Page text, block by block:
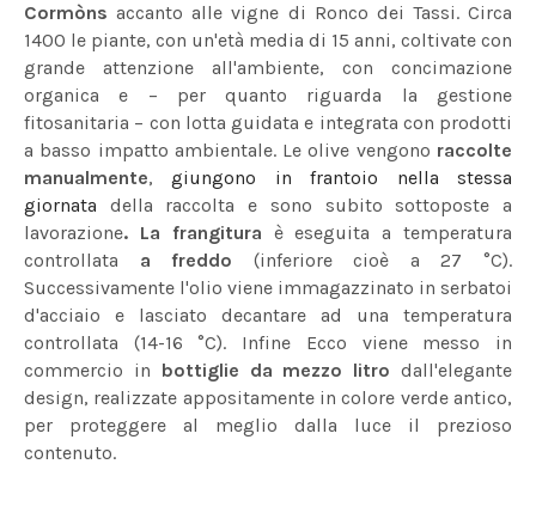
Cormòns accanto alle vigne di Ronco dei Tassi. Circa
1400 le piante, con un'età media di 15 anni, coltivate con
grande attenzione all'ambiente, con concimazione
organica e – per quanto riguarda la gestione
fitosanitaria – con lotta guidata e integrata con prodotti
a basso impatto ambientale. Le olive vengono raccolte
manualmente, giungono in frantoio nella stessa
giornata della raccolta e sono subito sottoposte a
lavorazione. La frangitura è eseguita a temperatura
controllata a freddo (inferiore cioè a 27 °C).
Successivamente l'olio viene immagazzinato in serbatoi
d'acciaio e lasciato decantare ad una temperatura
controllata (14-16 °C). Infine Ecco viene messo in
commercio in bottiglie da mezzo litro dall'elegante
design, realizzate appositamente in colore verde antico,
per proteggere al meglio dalla luce il prezioso
contenuto.